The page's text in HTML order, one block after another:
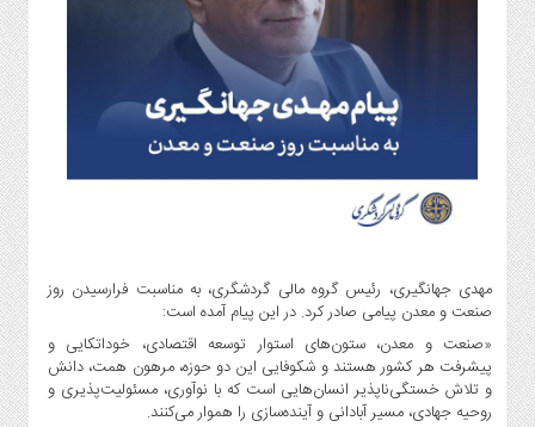
پتروشیمی
و
خودرو
آپ
و
فن
آوری
،
بیمه
و
ارز
دیجیتال
مهدی جهانگیری، رئیس گروه مالی گردشگری، به مناسبت فرارسیدن روز
صنعت و معدن پیامی صادر کرد. در این پیام آمده است:
«صنعت و معدن، ستون‌های استوار توسعه اقتصادی، خوداتکایی و
پیشرفت هر کشور هستند و شکوفایی این دو حوزه، مرهون همت، دانش
و تلاش خستگی‌ناپذیر انسان‌هایی است که با نوآوری، مسئولیت‌پذیری و
روحیه جهادی، مسیر آبادانی و آینده‌سازی را هموار می‌کنند.